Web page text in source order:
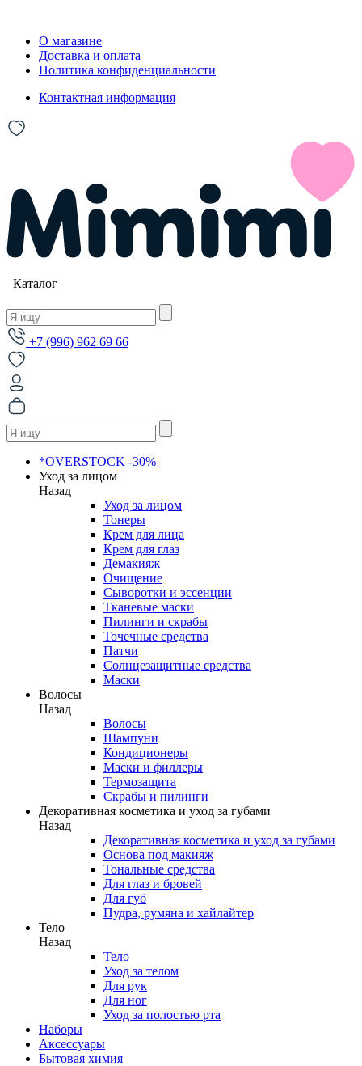
О магазине
Доставка и оплата
Политика конфиденциальности
Контактная информация
Каталог
+7 (996) 962 69 66
*OVERSTOCK -30%
Уход за лицом
Назад
Уход за лицом
Тонеры
Крем для лица
Крем для глаз
Демакияж
Очищение
Сыворотки и эссенции
Тканевые маски
Пилинги и скрабы
Точечные средства
Патчи
Солнцезащитные средства
Маски
Волосы
Назад
Волосы
Шампуни
Кондиционеры
Маски и филлеры
Термозащита
Скрабы и пилинги
Декоративная косметика и уход за губами
Назад
Декоративная косметика и уход за губами
Основа под макияж
Тональные средства
Для глаз и бровей
Для губ
Пудра, румяна и хайлайтер
Тело
Назад
Тело
Уход за телом
Для рук
Для ног
Уход за полостью рта
Наборы
Аксессуары
Бытовая химия